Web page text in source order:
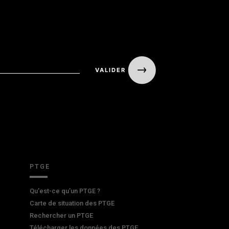
PTGE
Qu’est-ce qu’un PTGE ?
Carte de situation des PTGE
Rechercher un PTGE